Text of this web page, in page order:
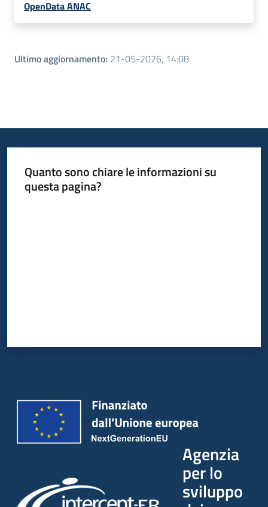
OpenData ANAC
Ultimo aggiornamento: 21-05-2026, 14:08
Quanto sono chiare le informazioni su
questa pagina?
Agenzia
per lo
sviluppo